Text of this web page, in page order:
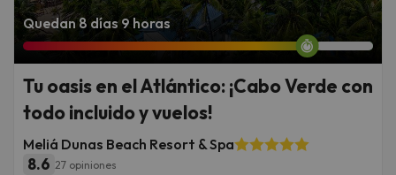
Quedan 8 días 9 horas
Tu oasis en el Atlántico: ¡Cabo Verde con
todo incluido y vuelos!
Meliá Dunas Beach Resort & Spa
8.6 27 opiniones